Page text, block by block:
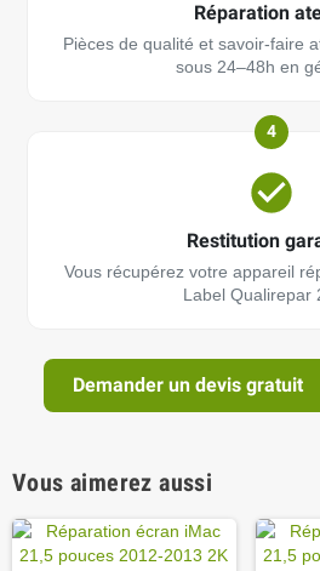
Réparation
Pièces de qualité et savoir-faire
sous 24–48h en
4
Restitution
Vous récupérez votre appareil
Label Qualirepar
Demander un devis gratuit
Vous aimerez aussi